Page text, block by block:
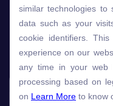
Lựa chọn
Gói học
Speech Analyzer
similar technologies to
data such as your
cookie identifiers.
experience on our
any time in your web
processing based on
on Learn More to know
similar technologies to
data such as your
cookie identifiers.
experience on our
any time in your web
processing based on
on Learn More to know